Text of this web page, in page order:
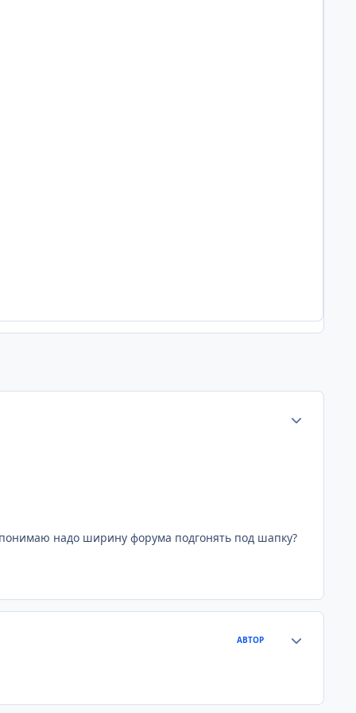
надо ширину форума подгонять под шапку?
АВТОР